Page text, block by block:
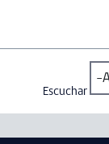
Escuchar
-